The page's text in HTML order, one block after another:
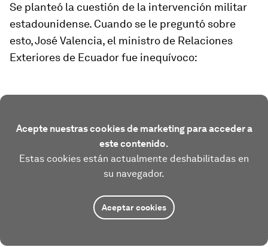
Se planteó la cuestión de la intervención militar
estadounidense. Cuando se le preguntó sobre
esto, José Valencia, el ministro de Relaciones
Exteriores de Ecuador fue inequívoco:
Acepte nuestras cookies de marketing para acceder a
este contenido.
Estas cookies están actualmente deshabilitadas en
su navegador.
Aceptar cookies